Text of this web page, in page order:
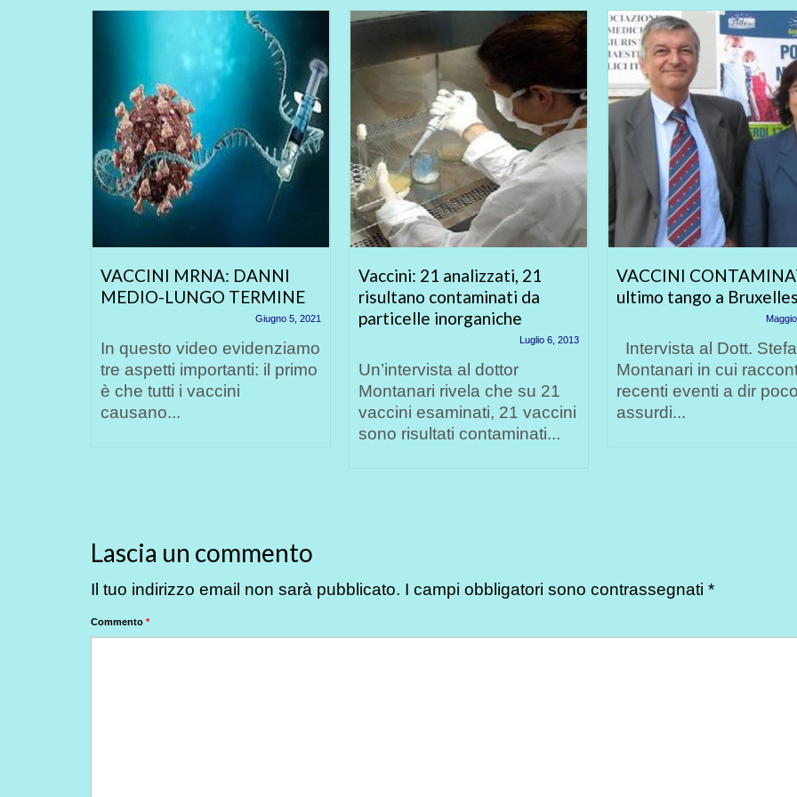
VACCINI MRNA: DANNI
MEDIO-LUNGO TERMINE
Giugno 5, 2021
In questo video evidenziamo
tre aspetti importanti: il primo
è che tutti i vaccini
causano...
Vaccini: 21 analizzati, 21
risultano contaminati da
particelle inorganiche
Luglio 6, 2013
Un’intervista al dottor
Montanari rivela che su 21
vaccini esaminati, 21 vaccini
sono risultati contaminati...
VACCINI
ultimo tango a Bruxelles
Intervista al Dott.
Montanari in cui
recenti eventi a dir poco
assurdi...
Lascia un commento
Il tuo indirizzo email non sarà pubblicato. I campi obbligatori sono contrassegnati *
Commento *